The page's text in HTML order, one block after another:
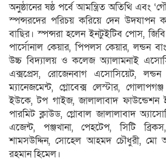
অনুষ্ঠানের ষষ্ঠ পর্বে আমন্ত্রিত অতিথি এবং
স্পন্সরদের পরিচয় করিয়ে দেন উদযাপন
বাছির। স্পন্সরা হলেন ইনটুইটিব পোস,
পার্সোনাল কেয়ার, পিপলস কেয়ার, লন্ডন
উচ্চ বিদ্যালয় ও কলেজ অ্যালামনাই
এক্সপ্রেস, রোজেনবাগ এসোসিয়েট, লন্ডন
ম্যানেজমেন্ট, গ্লোবেক্স লেস্টার,
ইউকে, টপ গাইজ, জালালাবাদ ফাউন্ডেশন
পারমিট ক্লাউড, গ্লোবাল জালালাবাদ
এজেন্ট, পঞ্জখানা, পেহটেপ, সিটি
শামসউদ্দিন, সোহেল আহমদ চৌধুরী, মো
রহমান হিমেল।